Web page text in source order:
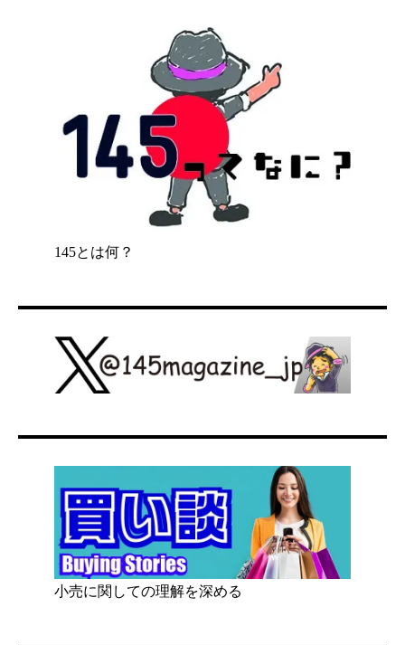
145とは何？
小売に関しての理解を深める